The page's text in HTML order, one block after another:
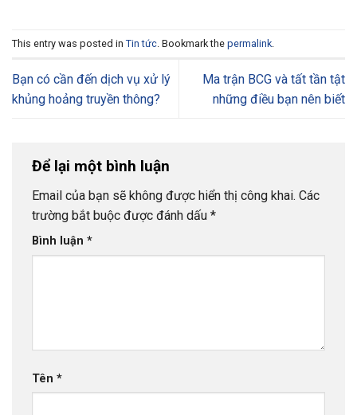
This entry was posted in Tin tức . Bookmark the permalink
Bạn có cần đến dịch vụ xử lý
khủng hoảng truyền thông?
Ma trận BCG và tất tần tật
những điều bạn nên biết
Để lại một bình luận
Email của bạn sẽ không được hiển thị công khai. Các
trường bắt buộc được đánh dấu *
Bình luận *
Tên *